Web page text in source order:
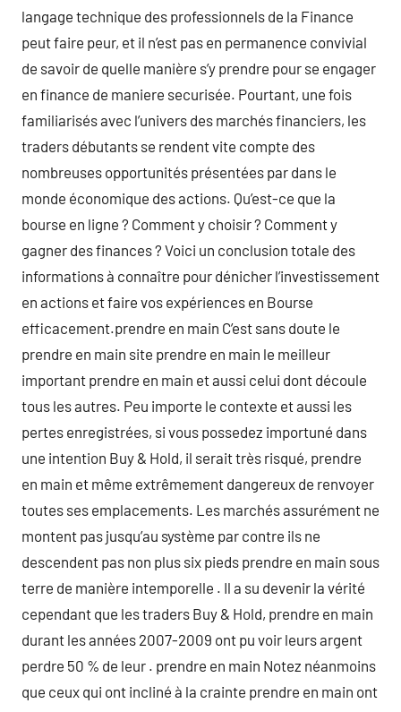
langage technique des professionnels de la Finance
peut faire peur, et il n’est pas en permanence convivial
de savoir de quelle manière s’y prendre pour se engager
en finance de maniere securisée. Pourtant, une fois
familiarisés avec l’univers des marchés financiers, les
traders débutants se rendent vite compte des
nombreuses opportunités présentées par dans le
monde économique des actions. Qu’est-ce que la
bourse en ligne ? Comment y choisir ? Comment y
gagner des finances ? Voici un conclusion totale des
informations à connaître pour dénicher l’investissement
en actions et faire vos expériences en Bourse
efficacement.prendre en main C’est sans doute le
prendre en main site prendre en main le meilleur
important prendre en main et aussi celui dont découle
tous les autres. Peu importe le contexte et aussi les
pertes enregistrées, si vous possedez importuné dans
une intention Buy & Hold, il serait très risqué, prendre
en main et même extrêmement dangereux de renvoyer
toutes ses emplacements. Les marchés assurément ne
montent pas jusqu’au système par contre ils ne
descendent pas non plus six pieds prendre en main sous
terre de manière intemporelle . Il a su devenir la vérité
cependant que les traders Buy & Hold, prendre en main
durant les années 2007-2009 ont pu voir leurs argent
perdre 50 % de leur . prendre en main Notez néanmoins
que ceux qui ont incliné à la crainte prendre en main ont